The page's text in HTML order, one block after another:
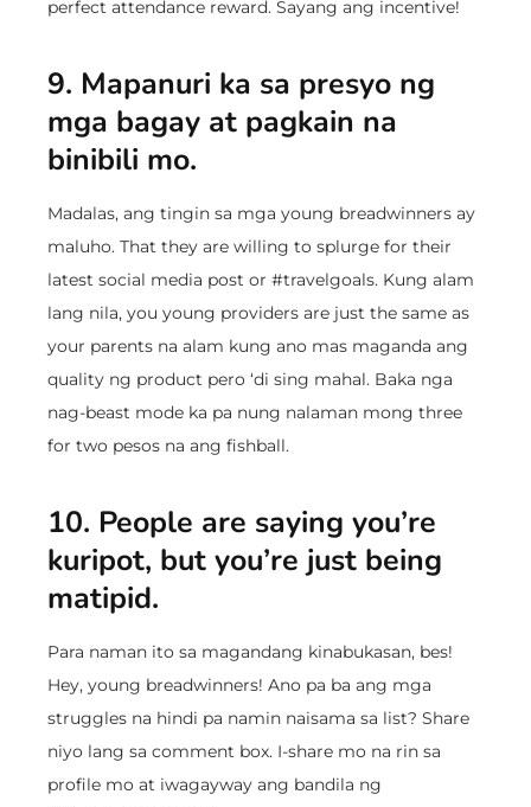
perfect attendance reward. Sayang ang incentive!
9. Mapanuri ka sa presyo ng
mga bagay at pagkain na
binibili mo.
Madalas, ang tingin sa mga young breadwinners ay
maluho. That they are willing to splurge for their
latest social media post or #travelgoals. Kung alam
lang nila, you young providers are just the same as
your parents na alam kung ano mas maganda ang
quality ng product pero ‘di sing mahal. Baka nga
nag-beast mode ka pa nung nalaman mong three
for two pesos na ang fishball.
10. People are saying you’re
kuripot, but you’re just being
matipid.
Para naman ito sa magandang kinabukasan, bes!
Hey, young breadwinners! Ano pa ba ang mga
struggles na hindi pa namin naisama sa list? Share
niyo lang sa comment box. I-share mo na rin sa
profile mo at iwagayway ang bandila ng